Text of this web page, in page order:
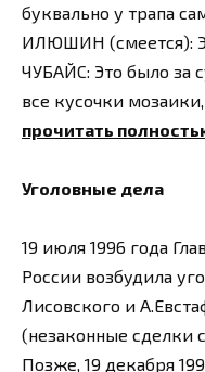
буквально у трапа
ИЛЮШИН (смеется):
ЧУБАЙС: Это было за
все кусочки
прочитать
Уголовные дела
19 июля 1996 года
России возбудила
Лисовского и
(незаконные сделки
Позже, 19 декабря